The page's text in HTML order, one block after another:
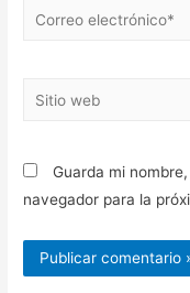
Correo
Sitio
Guarda mi
navegador para la